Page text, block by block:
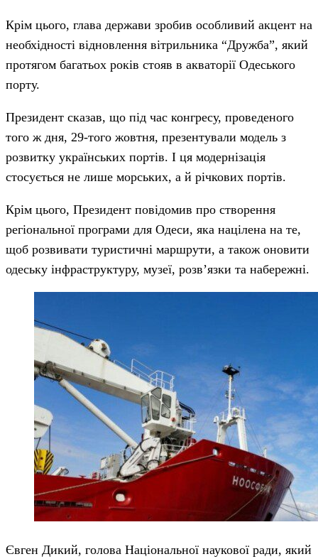
Крім цього, глава держави зробив особливий акцент на
необхідності відновлення вітрильника “Дружба”, який
протягом багатьох років стояв в акваторії Одеського
порту.
Президент сказав, що під час конгресу, проведеного
того ж дня, 29-того жовтня, презентували модель з
розвитку українських портів. І ця модернізація
стосується не лише морських, а й річкових портів.
Крім цього, Президент повідомив про створення
регіональної програми для Одеси, яка націлена на те,
щоб розвивати туристичні маршрути, а також оновити
одеську інфраструктуру, музеї, розв’язки та набережні.
Євген Дикий, голова Національної наукової ради, який